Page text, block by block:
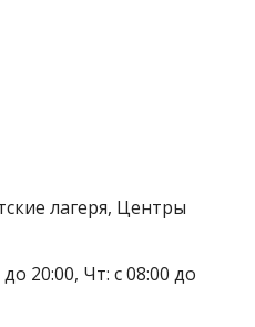
лагеря, Центры
20:00, Чт: с 08:00 до